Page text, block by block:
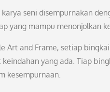
seni disempurnakan
yang mampu menonjolkan
Art and Frame, setiap
yang ada. Tiap
kesempurnaan.